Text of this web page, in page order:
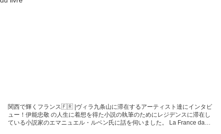
関西で輝くフランス🇫🇷 |ヴィラ九条山に滞在するアーティスト達にインタビ
ュー！伊能忠敬 の人生に着想を得た小説の執筆のためにレジデンスに滞在し
ている小説家のエマニュエル・ルベン氏に話を伺いました。 La France dans